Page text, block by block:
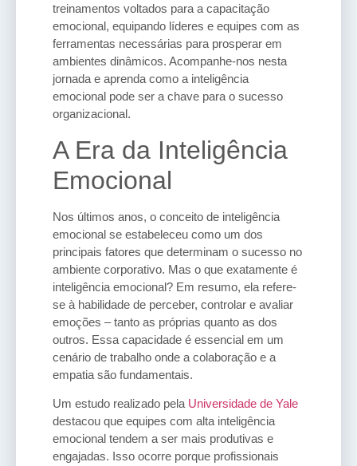
treinamentos voltados para a capacitação
emocional, equipando líderes e equipes com as
ferramentas necessárias para prosperar em
ambientes dinâmicos. Acompanhe-nos nesta
jornada e aprenda como a inteligência
emocional pode ser a chave para o sucesso
organizacional.
A Era da Inteligência
Emocional
Nos últimos anos, o conceito de inteligência
emocional se estabeleceu como um dos
principais fatores que determinam o sucesso no
ambiente corporativo. Mas o que exatamente é
inteligência emocional? Em resumo, ela refere-
se à habilidade de perceber, controlar e avaliar
emoções – tanto as próprias quanto as dos
outros. Essa capacidade é essencial em um
cenário de trabalho onde a colaboração e a
empatia são fundamentais.
Um estudo realizado pela Universidade de Yale
destacou que equipes com alta inteligência
emocional tendem a ser mais produtivas e
engajadas. Isso ocorre porque profissionais